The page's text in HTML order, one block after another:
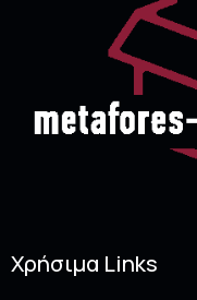
Χρήσιμα Links